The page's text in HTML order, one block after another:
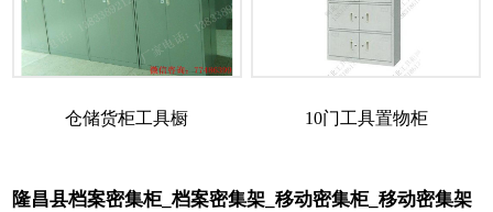
仓储货柜工具橱 10门工具置物柜
隆昌县档案密集柜_档案密集架_移动密集柜_移动密集架